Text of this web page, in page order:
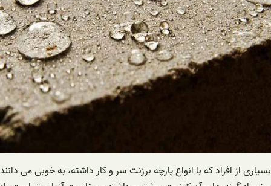
بسیاری از افراد که با انواع پارچه برزنت سر و کار داشته، به خوبی می دانند